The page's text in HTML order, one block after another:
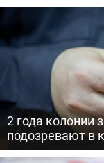
2 года колонии
подозревают в